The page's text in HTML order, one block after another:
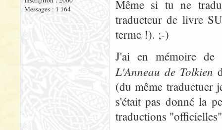
Messages : 1 164
Même si tu ne
traducteur de livre
terme !). ;-)
J'ai en mémoire de
L'Anneau de Tolkien
(du même traductuer
s'était pas donné la
traductions